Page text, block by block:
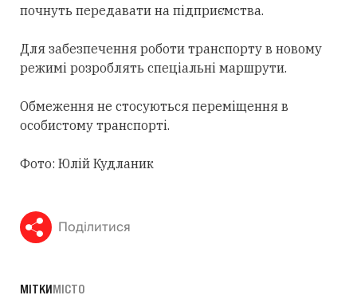
почнуть передавати на підприємства.
Для забезпечення роботи транспорту в новому
режимі розроблять спеціальні маршрути.
Обмеження не стосуються переміщення в
особистому транспорті.
Фото: Юлій Кудланик
Поділитися
МІТКИМІСТО